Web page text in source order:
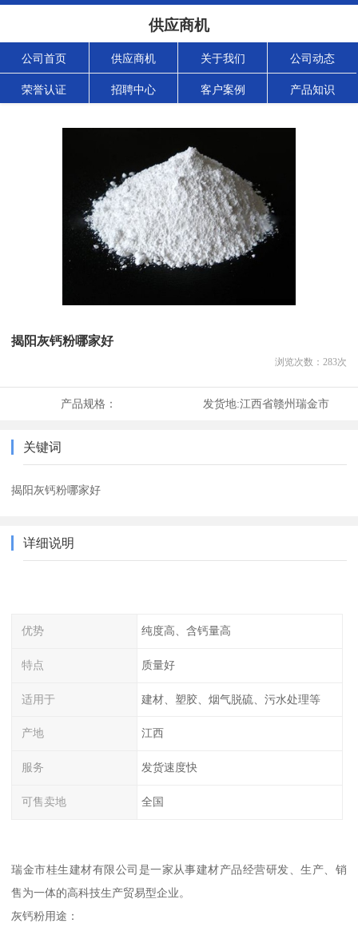
供应商机
公司首页 供应商机 关于我们 公司动态
荣誉认证 招聘中心 客户案例 产品知识
揭阳灰钙粉哪家好
浏览次数： 283次
产品规格： 发货地:江西省赣州瑞金市
关键词
揭阳灰钙粉哪家好
详细说明
优势 纯度高、含钙量高
特点 质量好
适用于 建材、塑胶、烟气脱硫、污水处理等
产地 江西
服务 发货速度快
可售卖地 全国
瑞金市桂生建材有限公司是一家从事建材产品经营研发、生产、销
售为一体的高科技生产贸易型企业。
灰钙粉用途：